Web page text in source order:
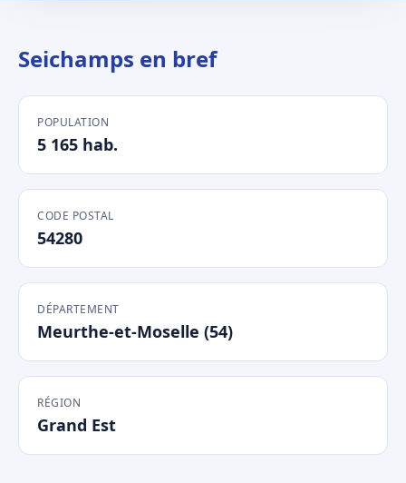
Seichamps en bref
POPULATION
5 165 hab.
CODE POSTAL
54280
DÉPARTEMENT
Meurthe-et-Moselle (54)
RÉGION
Grand Est